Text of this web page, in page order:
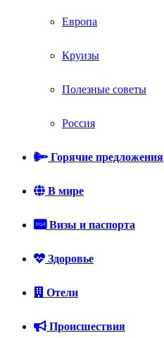
Европа
Круизы
Полезные советы
Россия
Горячие предложения
В мире
Визы и паспорта
Здоровье
Отели
Происшествия